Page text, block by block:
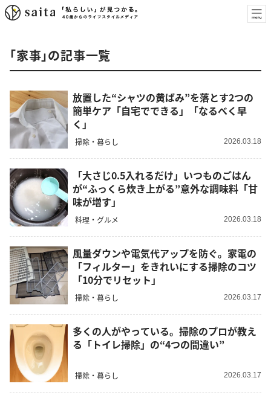
「家事」の記事一覧
放置した“シャツの黄ばみ”を落とす2つの
簡単ケア「自宅でできる」「なるべく早
く」
掃除・暮らし 2026.03.18
「大さじ0.5入れるだけ」いつものごはん
が“ふっくら炊き上がる”意外な調味料「甘
味が増す」
料理・グルメ 2026.03.18
風量ダウンや電気代アップを防ぐ。家電の
「フィルター」をきれいにする掃除のコツ
「10分でリセット」
掃除・暮らし 2026.03.17
多くの人がやっている。掃除のプロが教え
る「トイレ掃除」の“4つの間違い”
掃除・暮らし 2026.03.17